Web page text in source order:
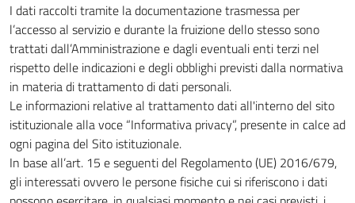
I dati raccolti tramite la documentazione trasmessa per
l’accesso al servizio e durante la fruizione dello stesso sono
trattati dall’Amministrazione e dagli eventuali enti terzi nel
rispetto delle indicazioni e degli obblighi previsti dalla normativa
in materia di trattamento di dati personali.
Le informazioni relative al trattamento dati all'interno del sito
istituzionale alla voce “Informativa privacy”, presente in calce ad
ogni pagina del Sito istituzionale.
In base all’art. 15 e seguenti del Regolamento (UE) 2016/679,
gli interessati ovvero le persone fisiche cui si riferiscono i dati